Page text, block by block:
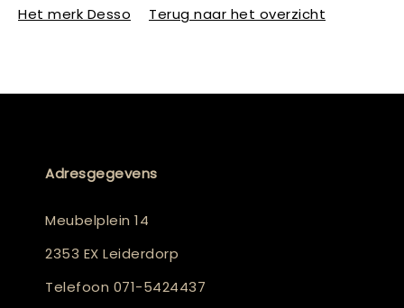
Het merk Desso Terug naar het overzicht
Adresgegevens
Meubelplein 14
2353 EX Leiderdorp
Telefoon 071-5424437